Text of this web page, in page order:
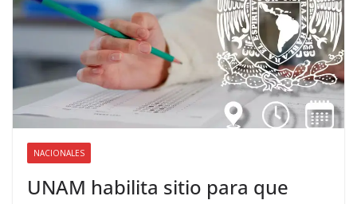
NACIONALES
UNAM habilita sitio para que